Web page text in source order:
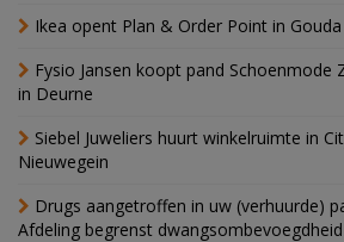
Ikea opent Plan & Order Point in Gouda
Fysio Jansen koopt pand Schoenmode
in Deurne
Siebel Juweliers huurt winkelruimte in
Nieuwegein
Drugs aangetroffen in uw (verhuurde)
Afdeling begrenst